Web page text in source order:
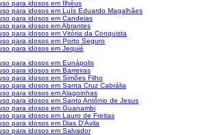
para idosos em Ilhéus
para idosos em Luís Eduardo Magalhães
para idosos em Candeias
para idosos em Abrantes
para idosos em Vitória da Conquista
para idosos em Porto Seguro
para idosos em Jequié
para idosos em Eunápolis
para idosos em Barreiras
para idosos em Simões Filho
para idosos em Santa Cruz Cabrália
para idosos em Alagoinhas
para idosos em Santo Antônio de Jesus
para idosos em Guanambi
para idosos em Lauro de Freitas
para idosos em Dias D'Ávila
para idosos em Salvador